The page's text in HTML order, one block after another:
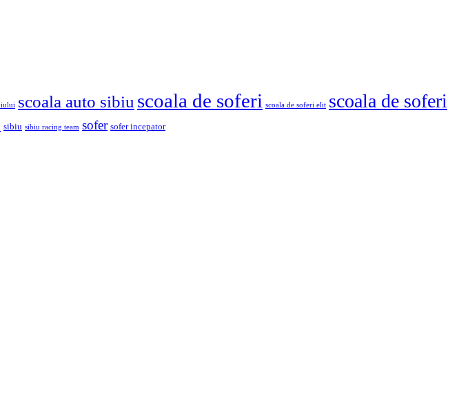
scoala auto sibiu scoala de soferi scoala de soferi elit scoala de soferi
sibiu sibiu racing team sofer sofer incepator